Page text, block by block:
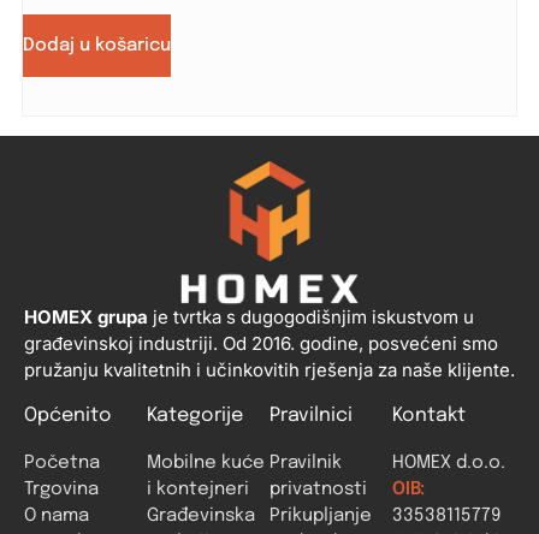
Dodaj u košaricu
HOMEX grupa je tvrtka s dugogodišnjim iskustvom u
građevinskoj industriji. Od 2016. godine, posvećeni smo
pružanju kvalitetnih i učinkovitih rješenja za naše klijente.
Općenito
Početna
Trgovina
O nama
Kategorije
Mobilne kuće
i kontejneri
Građevinska
Pravilnici
Pravilnik
privatnosti
Prikupljanje
Kontakt
HOMEX d.o.o.
OIB:
33538115779